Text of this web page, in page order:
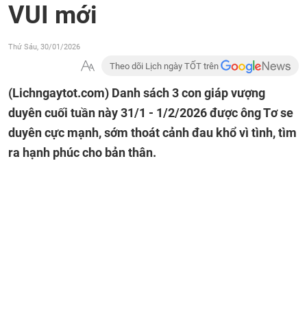
VUI mới
Thứ Sáu, 30/01/2026
Theo dõi Lịch ngày TỐT trên
(Lichngaytot.com) Danh sách 3 con giáp vượng
duyên cuối tuần này 31/1 - 1/2/2026 được ông Tơ se
duyên cực mạnh, sớm thoát cảnh đau khổ vì tình, tìm
ra hạnh phúc cho bản thân.